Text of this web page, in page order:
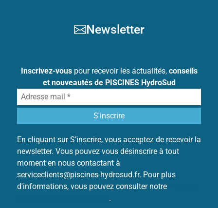
Newsletter
Inscrivez-vouspour recevoir les actualités, conseils
et nouveautés de PISCINES HydroSud
En cliquant sur S’inscrire, vous acceptez de recevoir la
newsletter. Vous pouvez vous désinscrire à tout
moment en nous contactant à
serviceclients@piscines-hydrosud.fr. Pour plus
d'informations, vous pouvez consulter notre
.